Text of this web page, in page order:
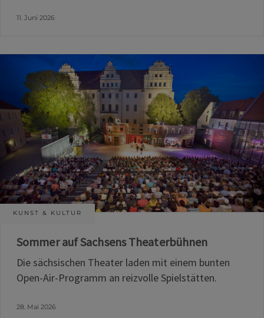
11. Juni 2026
KUNST & KULTUR
Sommer auf Sachsens Theaterbühnen
Die sächsischen Theater laden mit einem bunten
Open-Air-Programm an reizvolle Spielstätten.
28. Mai 2026